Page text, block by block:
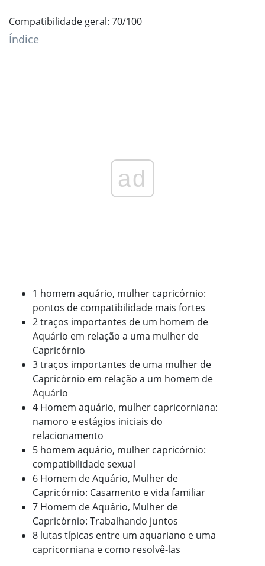
Compatibilidade geral: 70/100
Índice
ad
1 homem aquário, mulher capricórnio:
pontos de compatibilidade mais fortes
2 traços importantes de um homem de
Aquário em relação a uma mulher de
Capricórnio
3 traços importantes de uma mulher de
Capricórnio em relação a um homem de
Aquário
4 Homem aquário, mulher capricorniana:
namoro e estágios iniciais do
relacionamento
5 homem aquário, mulher capricórnio:
compatibilidade sexual
6 Homem de Aquário, Mulher de
Capricórnio: Casamento e vida familiar
7 Homem de Aquário, Mulher de
Capricórnio: Trabalhando juntos
8 lutas típicas entre um aquariano e uma
capricorniana e como resolvê-las